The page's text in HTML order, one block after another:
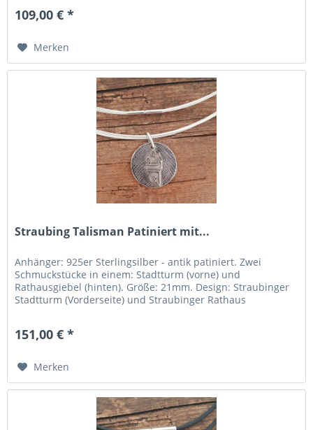
109,00 € *
Merken
Straubing Talisman Patiniert mit...
Anhänger: 925er Sterlingsilber - antik patiniert. Zwei
Schmuckstücke in einem: Stadtturm (vorne) und
Rathausgiebel (hinten). Größe: 21mm. Design: Straubinger
Stadtturm (Vorderseite) und Straubinger Rathaus
151,00 € *
Merken